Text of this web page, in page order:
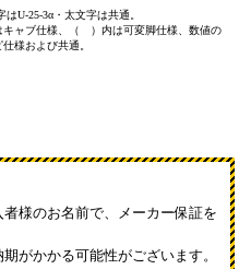
U-25-3α・太文字は共通。
ャブ仕様、（ ）内は可変脚仕様、数値の
様および共通。
様のお名前で、メーカー保証を
がかかる可能性がございます。